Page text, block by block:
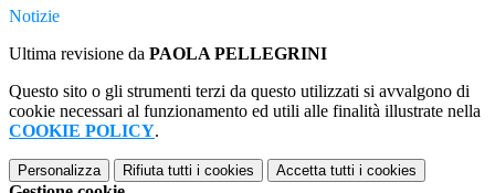
Notizie
Ultima revisione da PAOLA PELLEGRINI
Questo sito o gli strumenti terzi da questo utilizzati si avvalgono di
cookie necessari al funzionamento ed utili alle finalità illustrate nella
COOKIE POLICY.
Personalizza Rifiuta tutti i cookies Accetta tutti i cookies